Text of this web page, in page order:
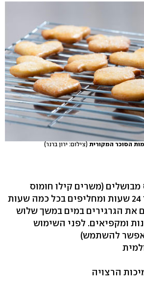
הסוכר המקורית (צילום: ירון ברנר)
מבושלים (משרים קילו חומוס
אורגני במים במשך 24 שעות ומחליפים בכל כמה שעות
את הגרגירים במים במשך שלוש
ומקפיאים. לפני השימוש
להשתמש)
הרצויה